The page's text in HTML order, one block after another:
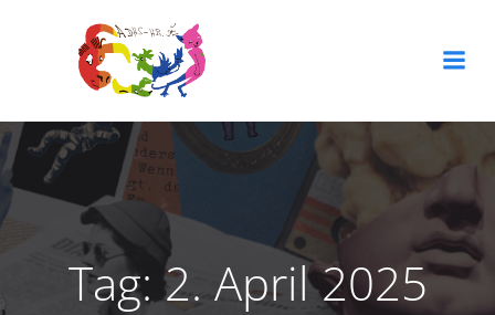
Tag:2. April 2025